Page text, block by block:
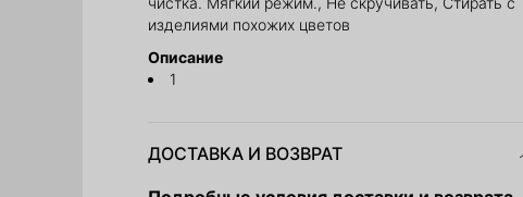
изделиями похожих цветов
Описание
1
ДОСТАВКА И ВОЗВРАТ